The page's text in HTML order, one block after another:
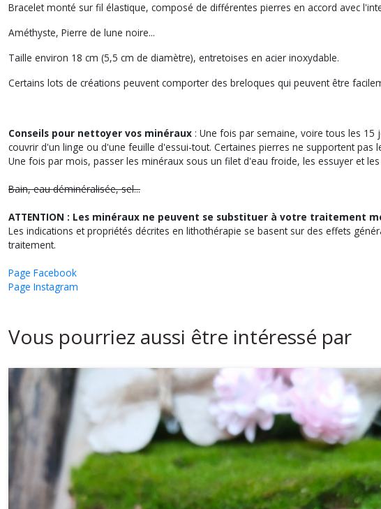
Bracelet monté sur fil élastique, composé de différentes pierres en accord avec
Améthyste, Pierre de lune noire...
Taille environ 18 cm (5,5 cm de diamètre), entretoises en acier inoxydable.
Certains lots de créations peuvent comporter des breloques qui peuvent être
Conseils pour nettoyer vos minéraux : Une fois par semaine, voire tous les
couvrir d'un linge ou d'une feuille d'essui-tout. Certaines pierres ne supportent pas
Une fois par mois, passer les minéraux sous un filet d'eau froide, les essuyer et
Bain, eau déminéralisée, sel...
ATTENTION : Les minéraux ne peuvent se substituer à votre traitement
Les indications et propriétés décrites en lithothérapie se basent sur des effets
traitement.
Page Facebook
Page Instagram
Vous pourriez aussi être intéressé par